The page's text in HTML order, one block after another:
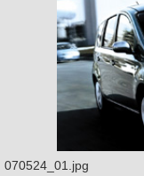
070524_01.jpg